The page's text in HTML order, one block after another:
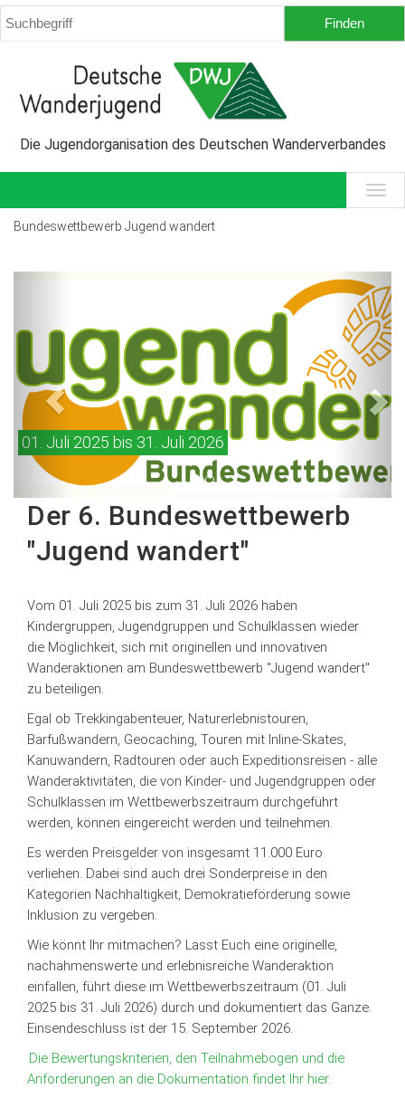
Die Jugendorganisation des Deutschen Wanderverbandes
Bundeswettbewerb Jugend wandert
01. Juli 2025 bis 31. Juli 2026
Next
Der 6. Bundeswettbewerb
"Jugend wandert"
Vom 01. Juli 2025 bis zum 31. Juli 2026 haben
Kindergruppen, Jugendgruppen und Schulklassen wieder
die Möglichkeit, sich mit originellen und innovativen
Wanderaktionen am Bundeswettbewerb "Jugend wandert"
zu beteiligen.
Egal ob Trekkingabenteuer, Naturerlebnistouren,
Barfußwandern, Geocaching, Touren mit Inline-Skates,
Kanuwandern, Radtouren oder auch Expeditionsreisen - alle
Wanderaktivitäten, die von Kinder- und Jugendgruppen oder
Schulklassen im Wettbewerbszeitraum durchgeführt
werden, können eingereicht werden und teilnehmen.
Es werden Preisgelder von insgesamt 11.000 Euro
verliehen. Dabei sind auch drei Sonderpreise in den
Kategorien Nachhaltigkeit, Demokratieförderung sowie
Inklusion zu vergeben.
Wie könnt Ihr mitmachen? Lasst Euch eine originelle,
nachahmenswerte und erlebnisreiche Wanderaktion
einfallen, führt diese im Wettbewerbszeitraum (01. Juli
2025 bis 31. Juli 2026) durch und dokumentiert das Ganze.
Einsendeschluss ist der 15. September 2026.
Die Bewertungskriterien, den Teilnahmebogen und die
Anforderungen an die Dokumentation findet Ihr hier.